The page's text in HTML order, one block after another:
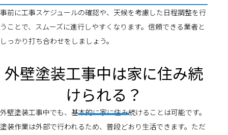
事前に工事スケジュールの確認や、天候を考慮した日程調整を行
うことで、スムーズに進行しやすくなります。信頼できる業者と
しっかり打ち合わせをしましょう。
外壁塗装工事中は家に住み続
けられる？
外壁塗装工事中でも、基本的に家に住み続けることは可能です。
塗装作業は外部で行われるため、普段どおり生活できます。ただ